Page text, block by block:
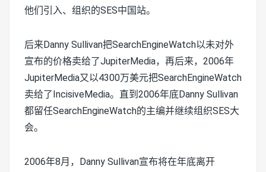
他们引入、组织的SES中国站。
后来Danny Sullivan把SearchEngineWatch以未对外
宣布的价格卖给了JupiterMedia，再后来，2006年
JupiterMedia又以4300万美元把SearchEngineWatch
卖给了IncisiveMedia。直到2006年底Danny Sullivan
都留任SearchEngineWatch的主编并继续组织SES大
会。
2006年8月，Danny Sullivan宣布将在年底离开